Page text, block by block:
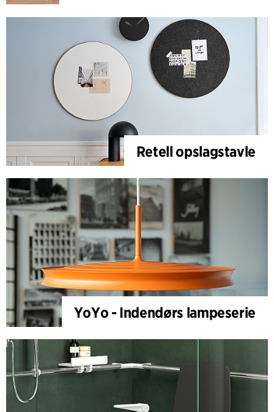
Retell opslagstavle
YoYo - Indendørs lampeserie